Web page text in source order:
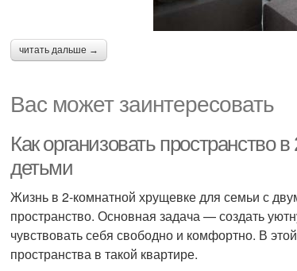
читать дальше →
Вас может заинтересовать
Как организовать
детьми
Жизнь в 2-комнатной хрущевке для семьи с
пространство. Основная задача — создать
чувствовать себя свободно и комфортно. В
пространства в такой квартире.